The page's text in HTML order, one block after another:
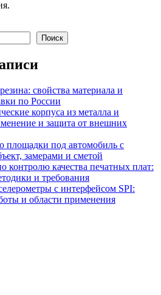
Поиск
свойства материала и
по России
корпуса из металла и
и защита от внешних
площадки под автомобиль с
замерами и сметой
контролю качества печатных плат:
и требования
с интерфейсом SPI:
и области применения